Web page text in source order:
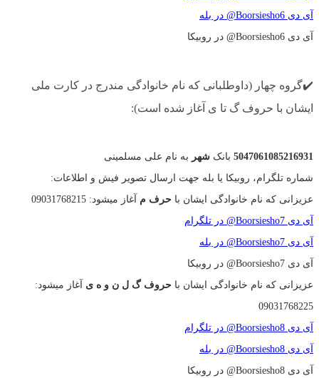
آی دی Boorsiesho6@ در بله
آی دی Boorsiesho6@ در روبیکا
✔️گروه چهار (داوطلبانی که نام خانوادگی مندرج در کارت ملی
ایشان با حروف گ تا ی آغاز شده است):
5047061085216931 بانک شهر به نام علی مسلمینی
شماره تلگرام، روبیکا یا بله جهت ارسال تصویر فیش و اطلاعات:
عزیزانی که نام خانوادگی ایشان با حرف م آغاز میشود: 09031768215
آی دی Boorsiesho7@ در تلگرام
آی دی Boorsiesho7@ در بله
آی دی Boorsiesho7@ در روبیکا
عزیزانی که نام خانوادگی ایشان با حروف گ ل ن و ه ی آغاز میشود:
09031768225
آی دی Boorsiesho8@ در تلگرام
آی دی Boorsiesho8@ در بله
آی دی Boorsiesho8@ در روبیکا